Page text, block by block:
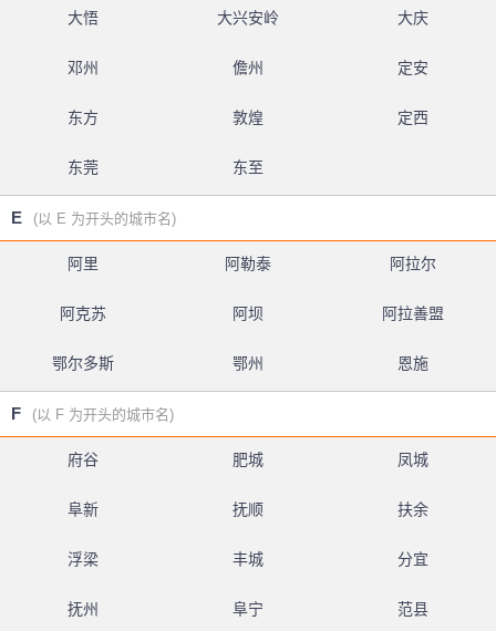
大悟 大兴安岭 大庆
邓州 儋州 定安
东方 敦煌 定西
东莞 东至
E (以 E 为开头的城市名)
阿里 阿勒泰 阿拉尔
阿克苏 阿坝 阿拉善盟
鄂尔多斯 鄂州 恩施
F (以 F 为开头的城市名)
府谷 肥城 凤城
阜新 抚顺 扶余
浮梁 丰城 分宜
抚州 阜宁 范县